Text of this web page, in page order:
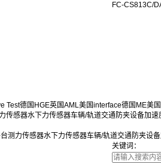
FC-CS813C/
Test德国HGE英国AML美国interface德国ME美
传感器水下力传感器车辆/轨道交通防夹设备加速
测力传感器水下力传感器车辆/轨道交通防夹设备
关键词：